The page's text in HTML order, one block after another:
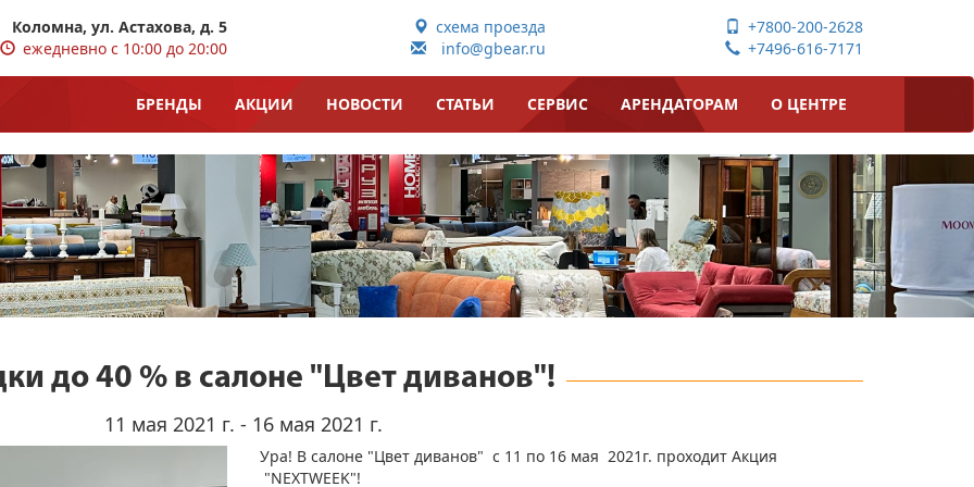
Коломна, ул. Астахова, д. 5
ежедневно с 10:00 до 20:00
схема проезда
info@gbear.ru
+7800-200-2628
+7496-616-7171
БРЕНДЫ АКЦИИ НОВОСТИ СТАТЬИ СЕРВИС АРЕНДАТОРАМ О ЦЕНТРЕ
до 40 % в салоне "Цвет диванов"!
11 мая 2021 г. - 16 мая 2021 г.
Ура! В салоне "Цвет диванов" с 11 по 16 мая 2021г. проходит Акция
"NEXTWEEK"!